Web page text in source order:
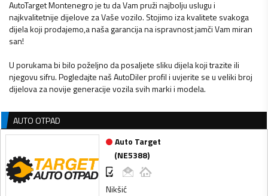
AutoTarget Montenegro je tu da Vam pruži najbolju uslugu i
najkvalitetnije dijelove za Vaše vozilo. Stojimo iza kvalitete svakoga
dijela koji prodajemo,a naša garancija na ispravnost jamči Vam miran
san!
U porukama bi bilo poželjno da posaljete sliku dijela koji trazite ili
njegovu sifru. Pogledajte naš AutoDiler profil i uvjerite se u veliki broj
dijelova za novije generacije vozila svih marki i modela.
AUTO OTPAD
Auto Target
(NE5388)
Nikšić